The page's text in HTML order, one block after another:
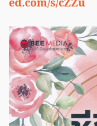
ed.com/s/cZZu